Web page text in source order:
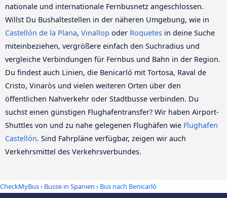
nationale und internationale Fernbusnetz angeschlossen.
Willst Du Bushaltestellen in der näheren Umgebung, wie in
Castellón de la Plana, Vinallop oder Roquetes in deine Suche
miteinbeziehen, vergrößere einfach den Suchradius und
vergleiche Verbindungen für Fernbus und Bahn in der Region.
Du findest auch Linien, die Benicarló mit Tortosa, Raval de
Cristo, Vinaròs und vielen weiteren Orten über den
öffentlichen Nahverkehr oder Stadtbusse verbinden. Du
suchst einen günstigen Flughafentransfer? Wir haben Airport-
Shuttles von und zu nahe gelegenen Flughäfen wie Flughafen
Castellón. Sind Fahrpläne verfügbar, zeigen wir auch
Verkehrsmittel des Verkehrsverbundes.
CheckMyBus› Busse in Spanien › Bus nach Benicarló